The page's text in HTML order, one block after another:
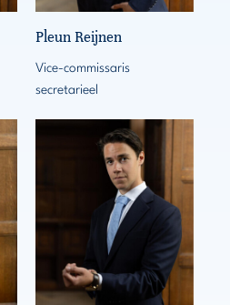
Pleun Reijnen
Vice-commissaris
secretarieel